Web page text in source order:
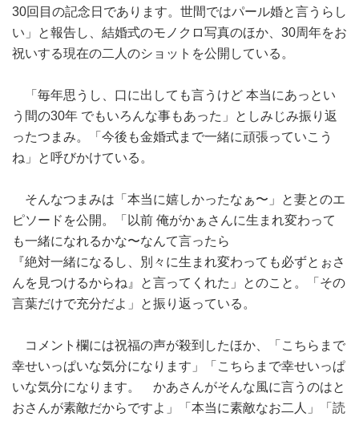
30回目の記念日であります。世間ではパール婚と言うらし
い」と報告し、結婚式のモノクロ写真のほか、30周年をお
祝いする現在の二人のショットを公開している。
「毎年思うし、口に出しても言うけど 本当にあっとい
う間の30年 でもいろんな事もあった」としみじみ振り返
ったつまみ。「今後も金婚式まで一緒に頑張っていこう
ね」と呼びかけている。
そんなつまみは「本当に嬉しかったなぁ〜」と妻とのエ
ピソードを公開。「以前 俺がかぁさんに生まれ変わって
も一緒になれるかな〜なんて言ったら
『絶対一緒になるし、別々に生まれ変わっても必ずとぉさ
んを見つけるからね』と言ってくれた」とのこと。「その
言葉だけで充分だよ」と振り返っている。
コメント欄には祝福の声が殺到したほか、「こちらまで
幸せいっぱいな気分になります」「こちらまで幸せいっぱ
いな気分になります。 かあさんがそんな風に言うのはと
おさんが素敵だからですよ」「本当に素敵なお二人」「読